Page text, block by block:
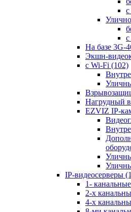
На базе 3G-
Экшн-
с Wi-Fi (102)
Нагрудный
EZVIZ IP-
IP-видеосерверы
1- канальные
2-х
4-х